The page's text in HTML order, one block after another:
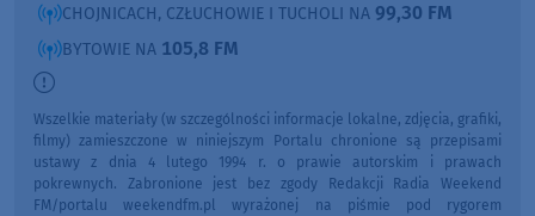
CHOJNICACH, CZŁUCHOWIE I TUCHOLI NA 99,30 FM
BYTOWIE NA 105,8 FM
Wszelkie materiały (w szczególności informacje lokalne, zdjęcia, grafiki,
filmy) zamieszczone w niniejszym Portalu chronione są przepisami
ustawy z dnia 4 lutego 1994 r. o prawie autorskim i prawach
pokrewnych. Zabronione jest bez zgody Redakcji Radia Weekend
FM/portalu weekendfm.pl wyrażonej na piśmie pod rygorem